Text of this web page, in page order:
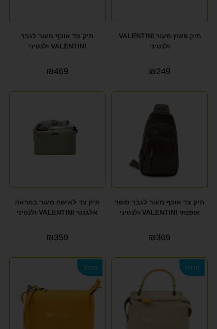
תיק פאוץ מעור VALENTINI
ולנטיני
₪249
תיק צד אוכף מעור לגבר
VALENTINI ולנטיני
₪469
תיק צד אוכף מעור לגבר סופר
אופנתי VALENTINI ולנטיני
₪369
תיק צד לאישה מעור במראה
אלגנטי VALENTINI ולנטיני
₪359
מבצע! מבצע!